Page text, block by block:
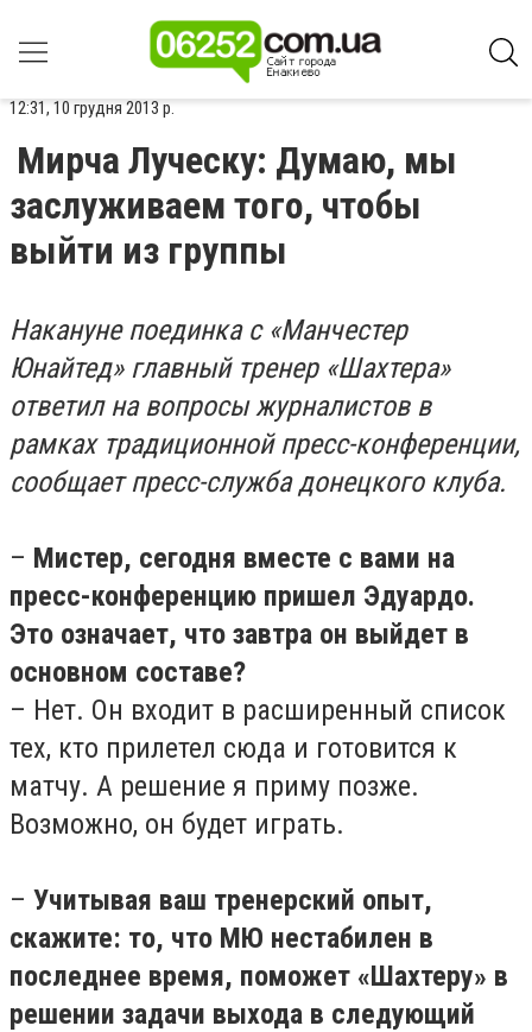
12:31, 10 грудня 2013 р.
Мирча Луческу: Думаю, мы
заслуживаем того, чтобы
выйти из группы
Накануне поединка с «Манчестер
Юнайтед» главный тренер «Шахтера»
ответил на вопросы журналистов в
рамках традиционной пресс-конференции,
сообщает пресс-служба донецкого клуба.
– Мистер, сегодня вместе с вами на
пресс-конференцию пришел Эдуардо.
Это означает, что завтра он выйдет в
основном составе?
– Нет. Он входит в расширенный список
тех, кто прилетел сюда и готовится к
матчу. А решение я приму позже.
Возможно, он будет играть.
– Учитывая ваш тренерский опыт,
скажите: то, что МЮ нестабилен в
последнее время, поможет «Шахтеру» в
решении задачи выхода в следующий